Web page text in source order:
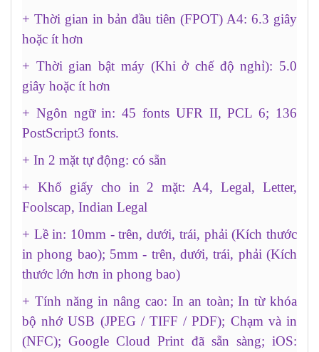
+ Thời gian in bản đầu tiên (FPOT) A4: 6.3 giây
hoặc ít hơn
+ Thời gian bật máy (Khi ở chế độ nghỉ): 5.0
giây hoặc ít hơn
+ Ngôn ngữ in: 45 fonts UFR II, PCL 6; 136
PostScript3 fonts.
+ In 2 mặt tự động: có sẵn
+ Khổ giấy cho in 2 mặt: A4, Legal, Letter,
Foolscap, Indian Legal
+ Lề in: 10mm - trên, dưới, trái, phải (Kích thước
in phong bao); 5mm - trên, dưới, trái, phải (Kích
thước lớn hơn in phong bao)
+ Tính năng in nâng cao: In an toàn; In từ khóa
bộ nhớ USB (JPEG / TIFF / PDF); Chạm và in
(NFC); Google Cloud Print đã sẵn sàng; iOS: